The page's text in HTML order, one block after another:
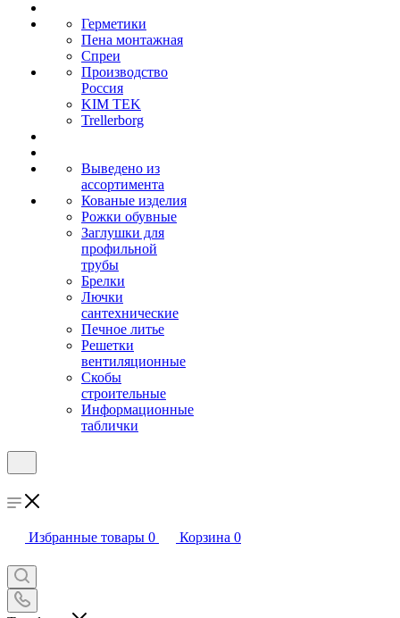
Герметики
Пена монтажная
Спреи
Производство
Россия
KIM TEK
Trellerborg
Выведено из
ассортимента
Кованые изделия
Рожки обувные
Заглушки для
профильной
трубы
Брелки
Лючки
сантехнические
Печное литье
Решетки
вентиляционные
Скобы
строительные
Информационные
таблички
Избранные товары 0 Корзина 0